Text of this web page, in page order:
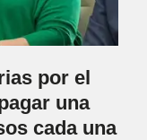
por el
una
cada una